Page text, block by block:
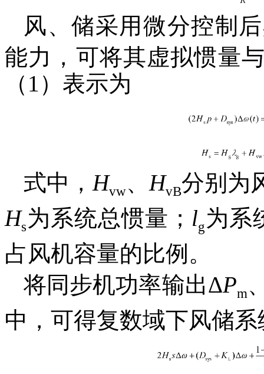
风、储采用微分控制
能力，可将其虚拟惯量
（1）表示为
式中，Hvw、HvB分别为
Hs为系统总惯量； lg为系
占风机容量的比例。
将同步机功率输出ΔPm
中，可得复数域下风储